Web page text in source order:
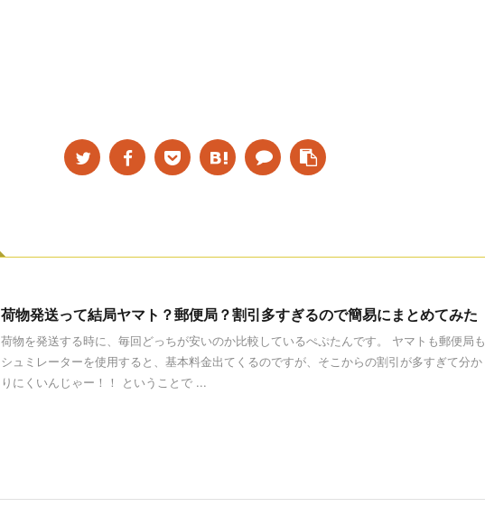
荷物発送って結局ヤマト？郵便局？割引多すぎるので簡易にまとめてみた
荷物を発送する時に、毎回どっちが安いのか比較しているぺぷたんです。 ヤマトも郵便局も
シュミレーターを使用すると、基本料金出てくるのですが、そこからの割引が多すぎて分か
りにくいんじゃー！！ ということで ...